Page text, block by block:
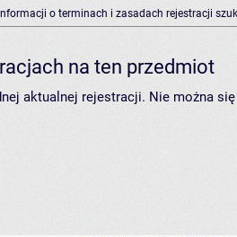
Informacji o terminach i zasadach rejestracji
na ten przedmiot
aktualnej rejestracji. Nie można